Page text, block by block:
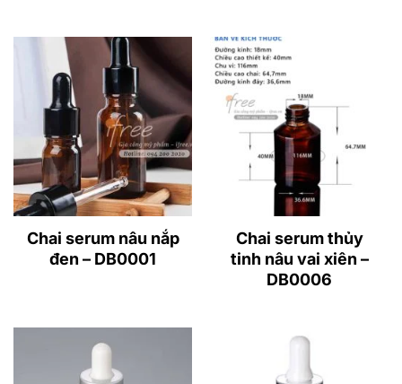
Chai serum nâu nắp
đen – DB0001
Chai serum thủy
tinh nâu vai xiên –
DB0006